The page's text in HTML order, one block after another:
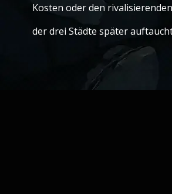
Kosten oder den
der drei Städte später